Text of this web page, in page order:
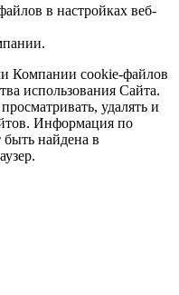
в настройках веб-
Компании cookie-файлов
использования Сайта.
удалять и
Информация по
найдена в